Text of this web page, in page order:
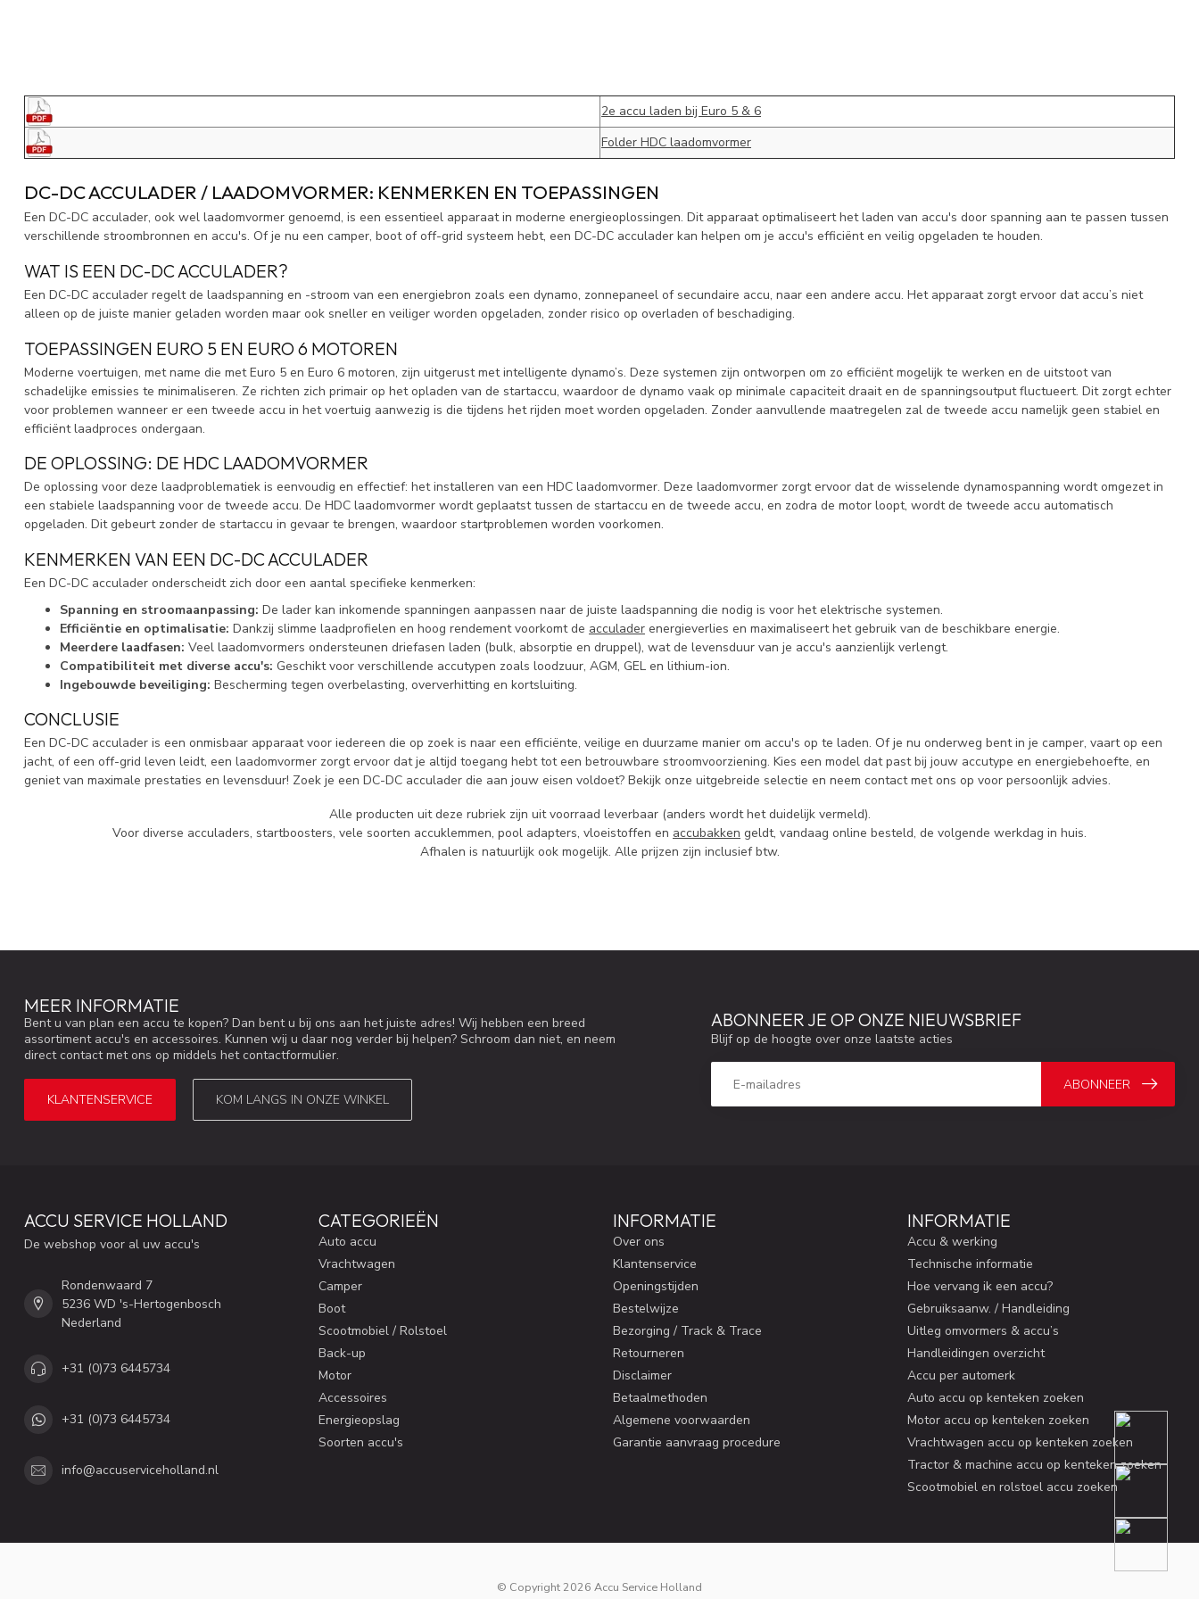
2e accu laden bij Euro 5 & 6
Folder HDC laadomvormer
DC-DC ACCULADER / LAADOMVORMER: KENMERKEN EN TOEPASSINGEN
Een DC-DC acculader, ook wel laadomvormer genoemd, is een essentieel apparaat in moderne energieoplossingen. Dit apparaat optimaliseert het laden van accu's door spanning aan te passen tussen
verschillende stroombronnen en accu's. Of je nu een camper, boot of off-grid systeem hebt, een DC-DC acculader kan helpen om je accu's efficiënt en veilig opgeladen te houden.
WAT IS EEN DC-DC ACCULADER?
Een DC-DC acculader regelt de laadspanning en -stroom van een energiebron zoals een dynamo, zonnepaneel of secundaire accu, naar een andere accu. Het apparaat zorgt ervoor dat accu’s niet
alleen op de juiste manier geladen worden maar ook sneller en veiliger worden opgeladen, zonder risico op overladen of beschadiging.
TOEPASSINGEN EURO 5 EN EURO 6 MOTOREN
Moderne voertuigen, met name die met Euro 5 en Euro 6 motoren, zijn uitgerust met intelligente dynamo’s. Deze systemen zijn ontworpen om zo efficiënt mogelijk te werken en de uitstoot van
schadelijke emissies te minimaliseren. Ze richten zich primair op het opladen van de startaccu, waardoor de dynamo vaak op minimale capaciteit draait en de spanningsoutput fluctueert. Dit zorgt echter
voor problemen wanneer er een tweede accu in het voertuig aanwezig is die tijdens het rijden moet worden opgeladen. Zonder aanvullende maatregelen zal de tweede accu namelijk geen stabiel en
efficiënt laadproces ondergaan.
DE OPLOSSING: DE HDC LAADOMVORMER
De oplossing voor deze laadproblematiek is eenvoudig en effectief: het installeren van een HDC laadomvormer. Deze laadomvormer zorgt ervoor dat de wisselende dynamospanning wordt omgezet in
een stabiele laadspanning voor de tweede accu. De HDC laadomvormer wordt geplaatst tussen de startaccu en de tweede accu, en zodra de motor loopt, wordt de tweede accu automatisch
opgeladen. Dit gebeurt zonder de startaccu in gevaar te brengen, waardoor startproblemen worden voorkomen.
KENMERKEN VAN EEN DC-DC ACCULADER
Een DC-DC acculader onderscheidt zich door een aantal specifieke kenmerken:
Spanning en stroomaanpassing: De lader kan inkomende spanningen aanpassen naar de juiste laadspanning die nodig is voor het elektrische systemen.
Efficiëntie en optimalisatie: Dankzij slimme laadprofielen en hoog rendement voorkomt de acculader energieverlies en maximaliseert het gebruik van de beschikbare energie.
Meerdere laadfasen: Veel laadomvormers ondersteunen driefasen laden (bulk, absorptie en druppel), wat de levensduur van je accu's aanzienlijk verlengt.
Compatibiliteit met diverse accu's: Geschikt voor verschillende accutypen zoals loodzuur, AGM, GEL en lithium-ion.
Ingebouwde beveiliging: Bescherming tegen overbelasting, oververhitting en kortsluiting.
CONCLUSIE
Een DC-DC acculader is een onmisbaar apparaat voor iedereen die op zoek is naar een efficiënte, veilige en duurzame manier om accu's op te laden. Of je nu onderweg bent in je camper, vaart op een
jacht, of een off-grid leven leidt, een laadomvormer zorgt ervoor dat je altijd toegang hebt tot een betrouwbare stroomvoorziening. Kies een model dat past bij jouw accutype en energiebehoefte, en
geniet van maximale prestaties en levensduur! Zoek je een DC-DC acculader die aan jouw eisen voldoet? Bekijk onze uitgebreide selectie en neem contact met ons op voor persoonlijk advies.
Alle producten uit deze rubriek zijn uit voorraad leverbaar (anders wordt het duidelijk vermeld).
Voor diverse acculaders, startboosters, vele soorten accuklemmen, pool adapters, vloeistoffen en accubakken geldt, vandaag online besteld, de volgende werkdag in huis.
Afhalen is natuurlijk ook mogelijk. Alle prijzen zijn inclusief btw.
MEER INFORMATIE
Bent u van plan een accu te kopen? Dan bent u bij ons aan het juiste adres! Wij hebben een breed
assortiment accu's en accessoires. Kunnen wij u daar nog verder bij helpen? Schroom dan niet, en neem
direct contact met ons op middels het contactformulier.
KLANTENSERVICE KOM LANGS IN ONZE WINKEL
ABONNEER JE OP ONZE NIEUWSBRIEF
Blijf op de hoogte over onze laatste acties
ABONNEER
ACCU SERVICE HOLLAND
De webshop voor al uw accu's
Rondenwaard 7
5236 WD 's-Hertogenbosch
Nederland
+31 (0)73 6445734
+31 (0)73 6445734
info@accuserviceholland.nl
CATEGORIEËN
Auto accu
Vrachtwagen
Camper
Boot
Scootmobiel / Rolstoel
Back-up
Motor
Accessoires
Energieopslag
Soorten accu's
INFORMATIE
Over ons
Klantenservice
Openingstijden
Bestelwijze
Bezorging / Track & Trace
Retourneren
Disclaimer
Betaalmethoden
Algemene voorwaarden
Garantie aanvraag procedure
INFORMATIE
Accu & werking
Technische informatie
Hoe vervang ik een accu?
Gebruiksaanw. / Handleiding
Uitleg omvormers & accu’s
Handleidingen overzicht
Accu per automerk
Auto accu op kenteken zoeken
Motor accu op kenteken zoeken
Vrachtwagen accu op kenteken zoeken
Tractor & machine accu op kenteken zoeken
Scootmobiel en rolstoel accu zoeken
© Copyright 2026 Accu Service Holland